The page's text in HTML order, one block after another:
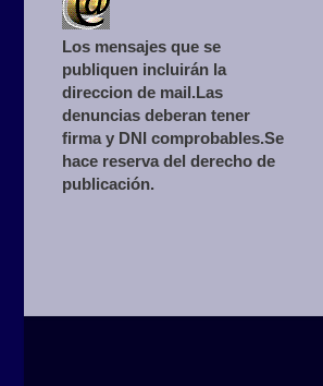
Los mensajes que se
publiquen incluirán la
direccion de mail.Las
denuncias deberan tener
firma y DNI comprobables.Se
hace reserva del derecho de
publicación.